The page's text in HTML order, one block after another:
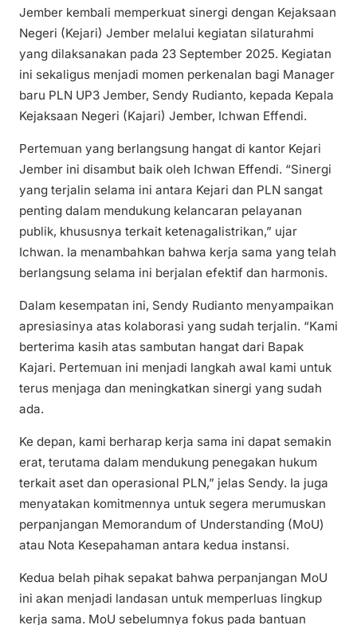
Jember kembali memperkuat sinergi dengan Kejaksaan
Negeri (Kejari) Jember melalui kegiatan silaturahmi
yang dilaksanakan pada 23 September 2025. Kegiatan
ini sekaligus menjadi momen perkenalan bagi Manager
baru PLN UP3 Jember, Sendy Rudianto, kepada Kepala
Kejaksaan Negeri (Kajari) Jember, Ichwan Effendi.
Pertemuan yang berlangsung hangat di kantor Kejari
Jember ini disambut baik oleh Ichwan Effendi. “Sinergi
yang terjalin selama ini antara Kejari dan PLN sangat
penting dalam mendukung kelancaran pelayanan
publik, khususnya terkait ketenagalistrikan,” ujar
Ichwan. Ia menambahkan bahwa kerja sama yang telah
berlangsung selama ini berjalan efektif dan harmonis.
Dalam kesempatan ini, Sendy Rudianto menyampaikan
apresiasinya atas kolaborasi yang sudah terjalin. “Kami
berterima kasih atas sambutan hangat dari Bapak
Kajari. Pertemuan ini menjadi langkah awal kami untuk
terus menjaga dan meningkatkan sinergi yang sudah
ada.
Ke depan, kami berharap kerja sama ini dapat semakin
erat, terutama dalam mendukung penegakan hukum
terkait aset dan operasional PLN,” jelas Sendy. Ia juga
menyatakan komitmennya untuk segera merumuskan
perpanjangan Memorandum of Understanding (MoU)
atau Nota Kesepahaman antara kedua instansi.
Kedua belah pihak sepakat bahwa perpanjangan MoU
ini akan menjadi landasan untuk memperluas lingkup
kerja sama. MoU sebelumnya fokus pada bantuan